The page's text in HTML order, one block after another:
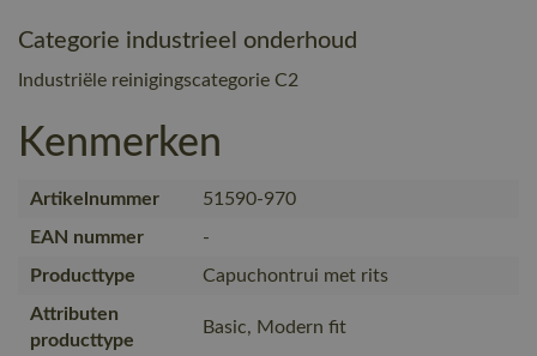
Categorie industrieel onderhoud
Industriële reinigingscategorie C2
Kenmerken
Artikelnummer
51590-970
EAN nummer
-
Producttype
Capuchontrui met rits
Attributen
producttype
Basic, Modern fit